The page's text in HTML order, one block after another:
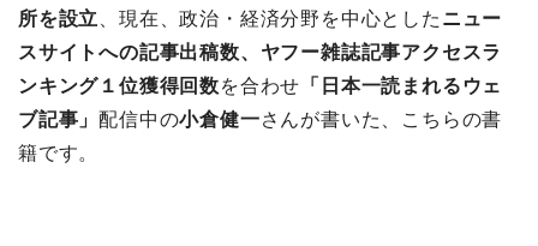
所を設立
、現在、政治・経済分野を中心とした ニュー
スサイトへの記事出稿数、ヤフー雑誌記事アクセスラ
ンキング１位獲得回数を合わせ 「日本一読まれるウェ
ブ記事」配信中の小倉健一さんが書いた、こちらの書
籍です。